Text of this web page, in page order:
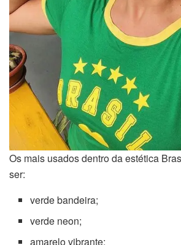
Os mais usados dentro da estética
ser:
verde bandeira;
verde neon;
amarelo vibrante;